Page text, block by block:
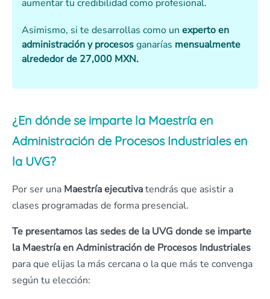
aumentar tu credibilidad como profesional.
Asimismo, si te desarrollas como un experto en
administración y procesosganarías mensualmente
alrededor de 27,000 MXN.
¿En dónde se imparte la Maestría en
Administración de Procesos Industriales en
la UVG?
Por ser una Maestría ejecutivatendrás que asistir a
clases programadas de forma presencial.
Te presentamos las sedes de la UVG donde se imparte
la Maestría en Administración de Procesos Industriales
para que elijas la más cercana o la que más te convenga
según tu elección: